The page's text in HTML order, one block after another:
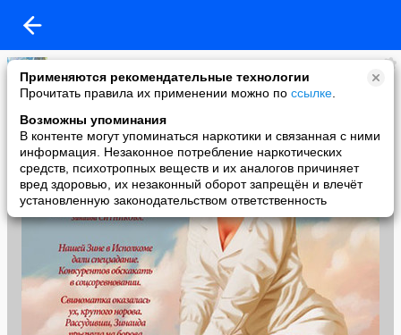
Применяются рекомендательные технологии
Прочитать правила их применении можно по ссылке
Возможны упоминания
В контенте могут упоминаться наркотики и связанная с ними
информация. Незаконное потребление наркотических
средств, психотропных веществ и их аналогов причиняет
вред здоровью, их незаконный оборот запрещён и влечёт
установленную законодательством ответственность
Марина Сперанская
added a photo
12 Oct в 17:43